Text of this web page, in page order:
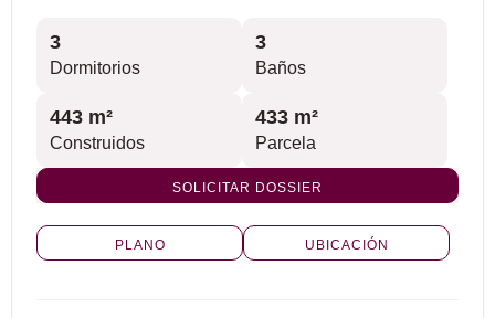
3
Dormitorios
3
Baños
443 m²
Construidos
433 m²
Parcela
SOLICITAR DOSSIER
PLANO UBICACIÓN